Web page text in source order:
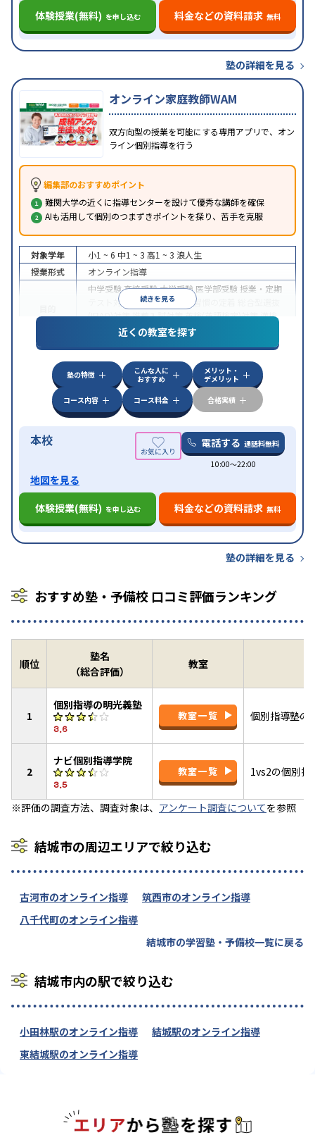
体験授業(無料) を申し込む 料金などの資料請求 無料
塾の詳細を見る
オンライン家庭教師WAM
双方向型の授業を可能にする専用アプリで、オン
ライン個別指導を行う
編集部のおすすめポイント
難関大学の近くに指導センターを設けて優秀な講師を確保
AIも活用して個別のつまずきポイントを探り、苦手を克服
続きを見る
対象学年 小1 ~ 6 中1 ~ 3 高1 ~ 3 浪人生
授業形式
オンライン指導
中学受験高校受験大学受験 医学部受験 授業・定期
テスト対策
内申点対策 学習習慣の定着
(旧AO)対策推薦入試対策英検(英語検定)対策漢検
(漢字検定)対策
中高一貫校生に対応成績保証制度あり授業の振替
可能不登校生に対応学習にPC・タブレットを利用
オンライン対応1科目から受講可能
近くの教室を探す
塾の特徴
こんな人に
おすすめ
メリット・
デメリット
コース内容
コース料金 合格実績
本校 電話する 通話料無料
10:00〜22:00
地図を見る
体験授業(無料) を申し込む 料金などの資料請求 無料
塾の詳細を見る
おすすめ塾・予備校 口コミ評価ランキング
順位
塾名
（総合評価）
教室
1
個別指導の明光義塾
3.6
教室一覧 個別指導塾の
2
ナビ個別指導学院
3.5
教室一覧 1vs2の個別指
※評価の調査方法、調査対象は、 アンケート調査についてを参照
結城市の周辺エリアで絞り込む
古河市のオンライン指導
筑西市のオンライン指導
八千代町のオンライン指導
結城市の学習塾・予備校一覧に戻る
結城市内の駅で絞り込む
小田林駅のオンライン指導
結城駅のオンライン指導
東結城駅のオンライン指導